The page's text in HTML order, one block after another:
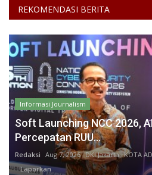
REKOMENDASI BERITA
Informasi Journalism
Soft Launching NCC 2026,
Percepatan RUU...
Redaksi Aug 7, 2026 DKI Jakarta KOTA
Laporkan